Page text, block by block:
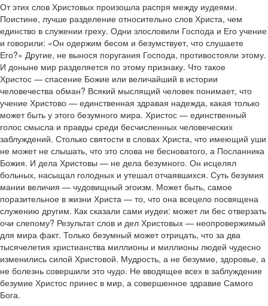
От этих слов Христовых произошла распря между иудеями.
Поистине, лучше разделение относительно слов Христа, чем
единство в служении греху. Одни злословили Господа и Его учение
и говорили: «Он одержим бесом и безумствует, что слушаете
Его?» Другие, не вынося поругания Господа, противостояли этому.
И доныне мир разделяется по этому признаку. Что такое
Христос — спасение Божие или величайший в истории
человечества обман? Всякий мыслящий человек понимает, что
учение Христово — единственная здравая надежда, какая только
может быть у этого безумного мира. Христос — единственный
голос смысла и правды среди бесчисленных человеческих
заблуждений. Столько святости в словах Христа, что имеющий уши
не может не слышать, что это слова не бесноватого, а Посланника
Божия. И дела Христовы — не дела безумного. Он исцелял
больных, насыщал голодных и утешал отчаявшихся. Суть безумия
мании величия — чудовищный эгоизм. Может быть, самое
поразительное в жизни Христа — то, что она всецело посвящена
служению другим. Как сказали сами иудеи: может ли бес отверзать
очи слепому? Результат слов и дел Христовых — неопровержимый
для мира факт. Только безумный может отрицать, что за два
тысячелетия христианства миллионы и миллионы людей чудесно
изменились силой Христовой. Мудрость, а не безумие, здоровье, а
не болезнь совершили это чудо. Не вводящее всех в заблуждение
безумие Христос принес в мир, а совершенное здравие Самого
Бога.